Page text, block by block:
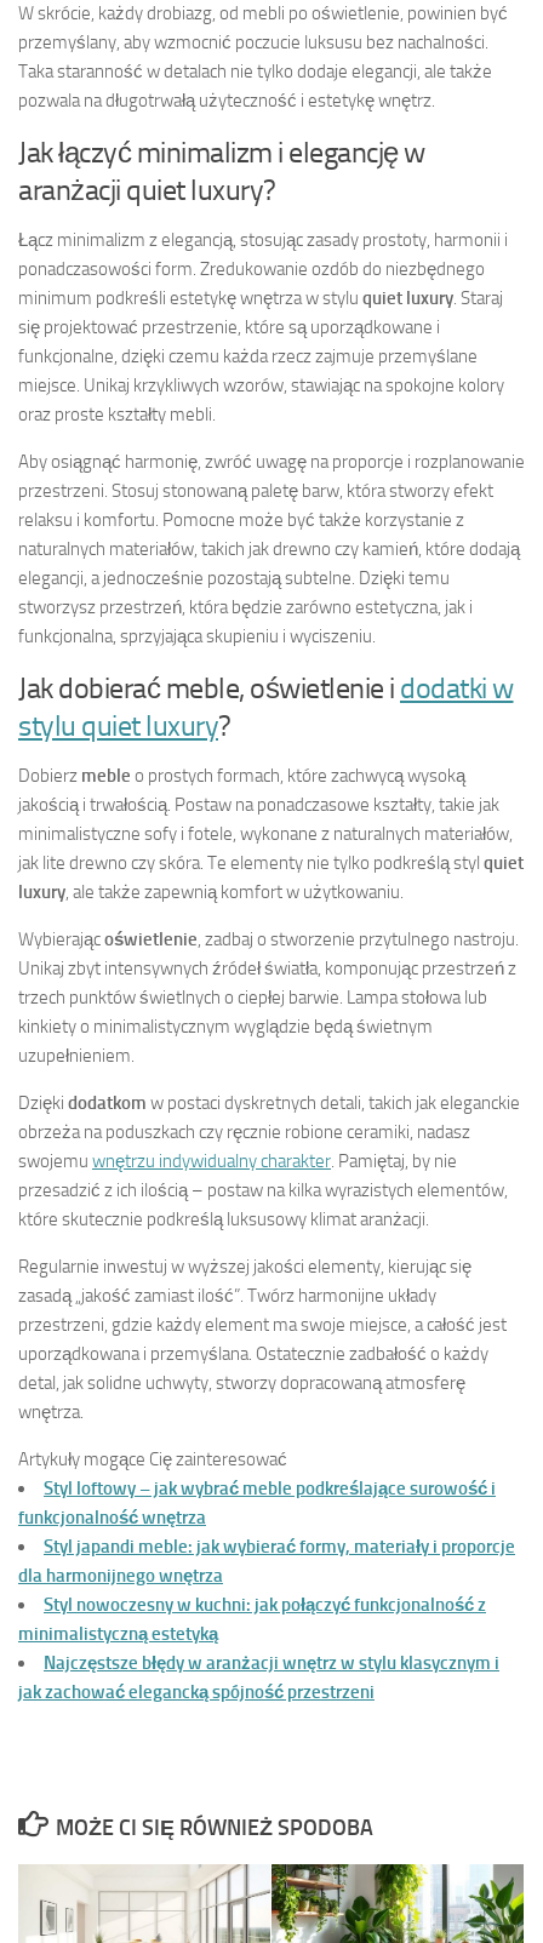
W skrócie, każdy drobiazg, od mebli po oświetlenie, powinien być
przemyślany, aby wzmocnić poczucie luksusu bez nachalności.
Taka staranność w detalach nie tylko dodaje elegancji, ale także
pozwala na długotrwałą użyteczność i estetykę wnętrz.
Jak łączyć minimalizm i elegancję w
aranżacji quiet luxury?
Łącz minimalizm z elegancją, stosując zasady prostoty, harmonii i
ponadczasowości form. Zredukowanie ozdób do niezbędnego
minimum podkreśli estetykę wnętrza w stylu quiet luxury . Staraj
się projektować przestrzenie, które są uporządkowane i
funkcjonalne, dzięki czemu każda rzecz zajmuje przemyślane
miejsce. Unikaj krzykliwych wzorów, stawiając na spokojne kolory
oraz proste kształty mebli.
Aby osiągnąć harmonię, zwróć uwagę na proporcje i rozplanowanie
przestrzeni. Stosuj stonowaną paletę barw, która stworzy efekt
relaksu i komfortu. Pomocne może być także korzystanie z
naturalnych materiałów, takich jak drewno czy kamień, które dodają
elegancji, a jednocześnie pozostają subtelne. Dzięki temu
stworzysz przestrzeń, która będzie zarówno estetyczna, jak i
funkcjonalna, sprzyjająca skupieniu i wyciszeniu.
Jak dobierać meble, oświetlenie i dodatki w
stylu quiet luxury?
Dobierz meble o prostych formach, które zachwycą wysoką
jakością i trwałością. Postaw na ponadczasowe kształty, takie jak
minimalistyczne sofy i fotele, wykonane z naturalnych materiałów,
jak lite drewno czy skóra. Te elementy nie tylko podkreślą styl quiet
luxury , ale także zapewnią komfort w użytkowaniu.
Wybierającoświetlenie , zadbaj o stworzenie przytulnego nastroju.
Unikaj zbyt intensywnych źródeł światła, komponując przestrzeń z
trzech punktów świetlnych o ciepłej barwie. Lampa stołowa lub
kinkiety o minimalistycznym wyglądzie będą świetnym
uzupełnieniem.
Dzięki dodatkom w postaci dyskretnych detali, takich jak eleganckie
obrzeża na poduszkach czy ręcznie robione ceramiki, nadasz
swojemu wnętrzu indywidualny charakter . Pamiętaj, by nie
przesadzić z ich ilością – postaw na kilka wyrazistych elementów,
które skutecznie podkreślą luksusowy klimat aranżacji.
Regularnie inwestuj w wyższej jakości elementy, kierując się
zasadą „jakość zamiast ilość”. Twórz harmonijne układy
przestrzeni, gdzie każdy element ma swoje miejsce, a całość jest
uporządkowana i przemyślana. Ostatecznie zadbałość o każdy
detal, jak solidne uchwyty, stworzy dopracowaną atmosferę
wnętrza.
Artykuły mogące Cię zainteresować
Styl loftowy – jak wybrać meble podkreślające surowość i
funkcjonalność wnętrza
Styl japandi meble: jak wybierać formy, materiały i proporcje
dla harmonijnego wnętrza
Styl nowoczesny w kuchni: jak połączyć funkcjonalność z
minimalistyczną estetyką
Najczęstsze błędy w aranżacji wnętrz w stylu klasycznym i
jak zachować elegancką spójność przestrzeni
MOŻE CI SIĘ RÓWNIEŻ SPODOBA